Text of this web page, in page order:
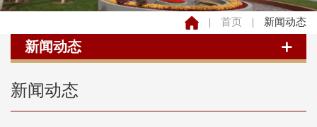
| 首页 | 新闻动态
新闻动态
新闻动态